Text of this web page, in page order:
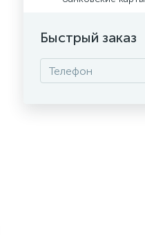
Быстрый заказ